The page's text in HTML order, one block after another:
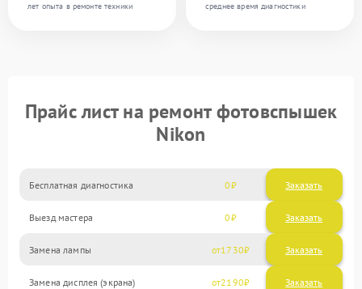
лет опыта в ремонте техники
среднее время диагностики
Прайс лист на ремонт фотовспышек
Nikon
Бесплатная диагностика 0 Заказать
Выезд мастера 0 Заказать
Замена лампы 1730
Замена дисплея (экрана) 2190